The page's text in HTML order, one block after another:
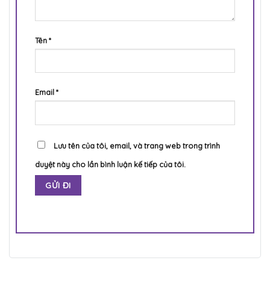
Tên*
Email*
Lưu tên của tôi, email, và trang web trong trình
duyệt này cho lần bình luận kế tiếp của tôi.